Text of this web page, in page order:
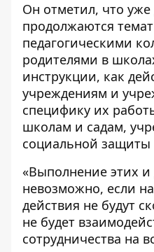
Он отметил, что уже
продолжаются
педагогическими
родителями в
инструкции, как
учреждениям и
специфику их
школам и садам,
социальной защиты
«Выполнение этих и
невозможно, если
действия не будут
не будет
сотрудничества на